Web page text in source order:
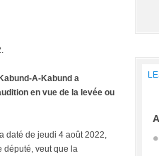
A-Kabund a
en vue de la levée ou
daté de jeudi 4 août 2022,
député, veut que la